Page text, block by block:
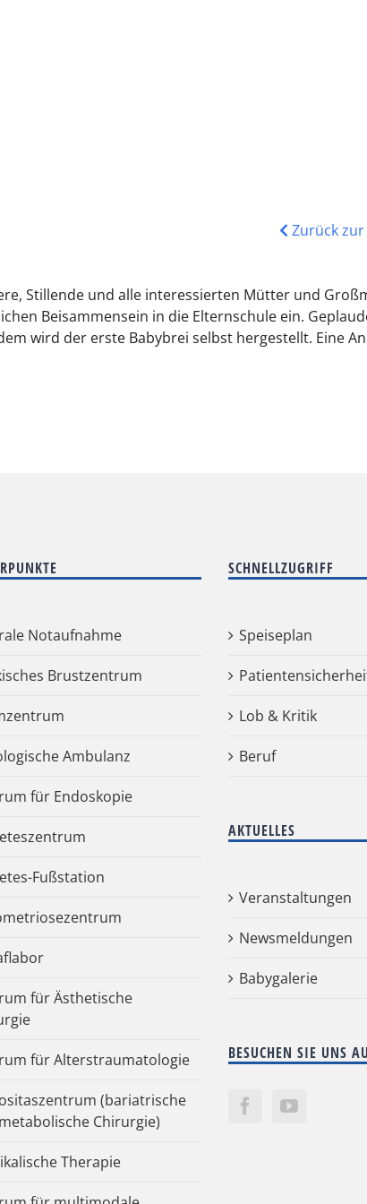
Zurück
Stillende und alle interessierten Mütter und
Beisammensein in die Elternschule ein.
wird der erste Babybrei selbst hergestellt. Eine
Notaufnahme
Brustzentrum
Ambulanz
für Endoskopie
Fußstation
für Ästhetische
für Alterstraumatologie
(bariatrische
Chirurgie)
Therapie
SCHNELLZUGRIFF
Speiseplan
Lob & Kritik
Beruf
AKTUELLES
Veranstaltungen
Newsmeldungen
Babygalerie
BESUCHEN SIE UNS